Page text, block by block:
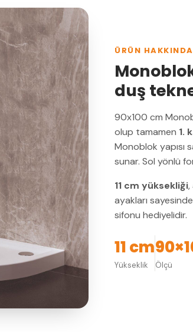
ÜRÜN HAKKINDA
duş
90x100 cm
olup tamamen 1.
Monoblok yapısı
sunar. Sol yönlü
11 cm yüksekliği,
ayakları
sifonu hediyelidir.
11 cm
Yükseklik Ölçü